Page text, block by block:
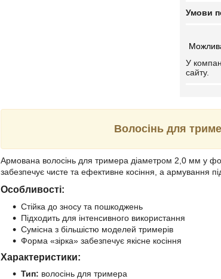
У
сайту.
Волосінь для
Армована волосінь для тримера діаметром 2,0 мм у
забезпечує чисте та ефективне косіння, а армування
Особливості:
Стійка до зносу та пошкоджень
Підходить для інтенсивного використання
Сумісна з більшістю моделей тримерів
Форма «зірка» забезпечує якісне косіння
Характеристики:
Тип: волосінь для тримера